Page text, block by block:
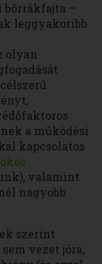
bőrrákfajta –
leggyakoribb
olyan
a működési
kapcsolatos
valamint
nagyobb
szerint
vezet jóra,